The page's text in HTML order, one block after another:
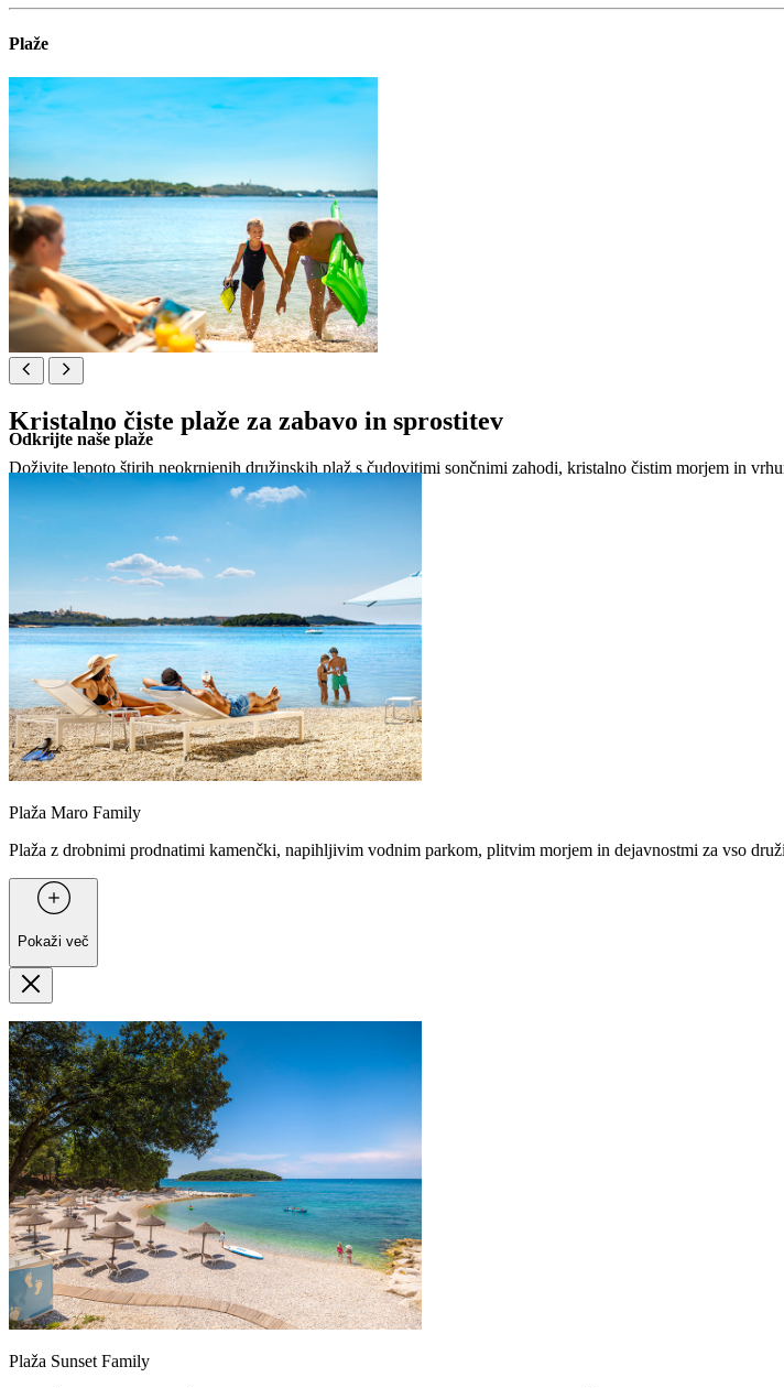
Plaže
Kristalno čiste plaže za zabavo in sprostitev
Doživite lepoto štirih neokrnjenih družinskih plaž s čudovitimi sončnimi zahodi, kristalno čistim morjem in
Odkrijte naše plaže
Plaža Maro Family
Plaža z drobnimi prodnatimi kamenčki, napihljivim vodnim parkom, plitvim morjem in dejavnostmi za vso
Pokaži več
Plaža Sunset Family